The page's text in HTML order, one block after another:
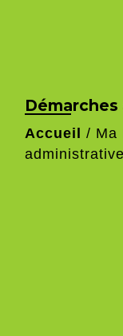
Accueil / Ma